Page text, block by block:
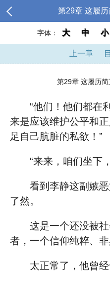
第29章 这履历
字体： 大 中 小
上一章
第29章 这履历
“他们！他们都在
来是应该维护公平和
足自己肮脏的私欲！”
“来来，咱们坐下
看到李静这副嫉
了然。
这是一个还没被
者，一个信仰纯粹、非
太正常了，他曾经